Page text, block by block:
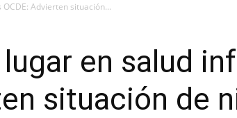
Advierten situación...
en salud
situación de